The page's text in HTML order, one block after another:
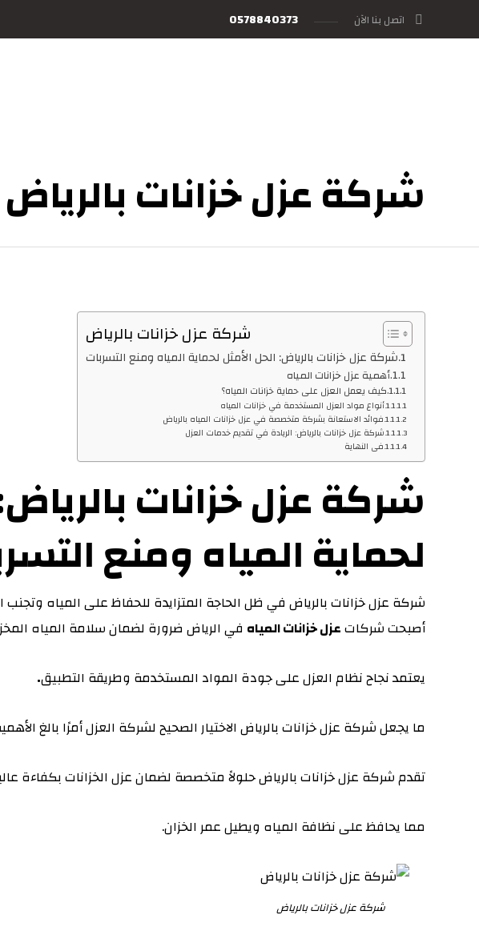
اتصل بنا الآن 0578840373
شركة عزل خزانات بالرياض
شركة عزل خزانات بالرياض
شركة عزل خزانات بالرياض: الحل الأمثل لحماية المياه ومنع التسربات
أهمية عزل خزانات المياه
كيف يعمل العزل على حماية خزانات المياه؟
أنواع مواد العزل المستخدمة في خزانات المياه
فوائد الاستعانة بشركة متخصصة في عزل خزانات المياه بالرياض
شركة عزل خزانات بالرياض: الريادة في تقديم خدمات العزل
فى النهاية
شركة عزل خزانات
لحماية المياه ومنع
شركة عزل خزانات بالرياض في ظل الحاجة المتزايدة للحفاظ على المياه وتجنب
أصبحت شركاتعزل خزانات المياه في الرياض ضرورة لضمان سلامة المياه
يعتمد نجاح نظام العزل على جودة المواد المستخدمة وطريقة التطبيق.
ما يجعل شركة عزل خزانات بالرياض الاختيار الصحيح لشركة العزل أمرًا بالغ
تقدم شركة عزل خزانات بالرياض حلولاً متخصصة لضمان عزل الخزانات بكفاءة
مما يحافظ على نظافة المياه ويطيل عمر الخزان.
شركة عزل خزانات بالرياض